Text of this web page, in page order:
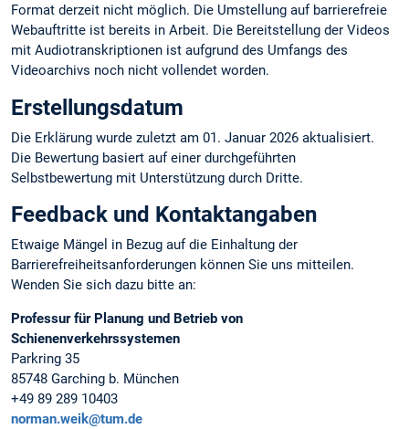
Format derzeit nicht möglich. Die Umstellung auf barrierefreie
Webauftritte ist bereits in Arbeit. Die Bereitstellung der Videos
mit Audiotranskriptionen ist aufgrund des Umfangs des
Videoarchivs noch nicht vollendet worden.
Erstellungsdatum
Die Erklärung wurde zuletzt am 01. Januar 2026 aktualisiert.
Die Bewertung basiert auf einer durchgeführten
Selbstbewertung mit Unterstützung durch Dritte.
Feedback und Kontaktangaben
Etwaige Mängel in Bezug auf die Einhaltung der
Barrierefreiheitsanforderungen können Sie uns mitteilen.
Wenden Sie sich dazu bitte an:
Professur für Planung und Betrieb von
Schienenverkehrssystemen
Parkring 35
85748 Garching b. München
+49 89 289 10403
norman.weik@tum.de